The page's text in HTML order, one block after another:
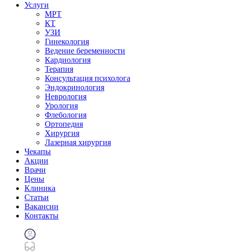
Услуги
МРТ
КТ
УЗИ
Гинекология
Ведение беременности
Кардиология
Терапия
Консультация психолога
Эндокринология
Неврология
Урология
Флебология
Ортопедия
Хирургия
Лазерная хирургия
Чекапы
Акции
Врачи
Цены
Клиника
Статьи
Вакансии
Контакты